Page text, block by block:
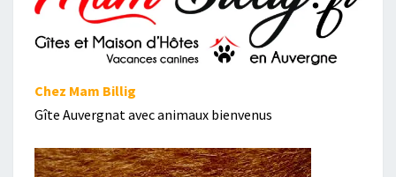
Chez Mam Billig
Gîte Auvergnat avec animaux bienvenus